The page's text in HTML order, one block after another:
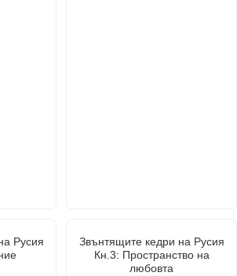
Русия
Звънтящите кедри на Русия
Кн.3: Пространство на
любовта